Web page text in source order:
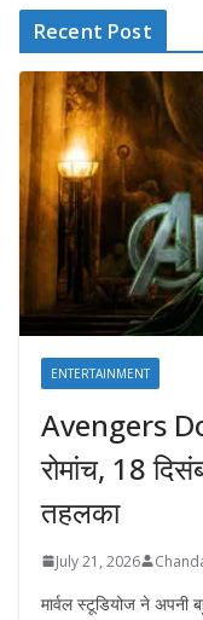
Recent Post
ENTERTAINMENT
Avengers
रोमांच, 18
तहलका
July 21, 2026
मार्वल स्टूडियोज ने